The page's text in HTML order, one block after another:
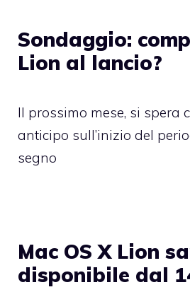
Sondaggio:
Lion al lancio?
Il prossimo mese, si spera
anticipo sull’inizio del
segno
Mac OS X Lion
disponibile dal